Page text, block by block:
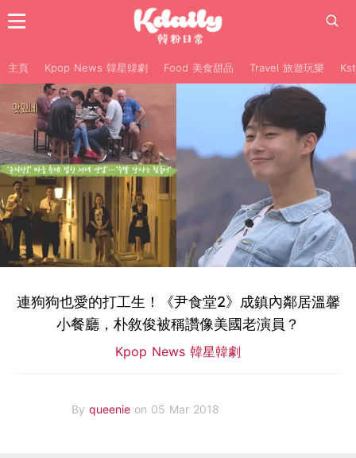
主頁 Kpop News 韓星韓劇 Food 美食甜品 Travel 旅遊玩樂
連狗狗也愛的打工生！《尹食堂2》成鎮內鄰居溫馨
小餐廳，朴敘俊被稱讚像美國老演員？
Kpop News 韓星韓劇
By queenie on 05 Mar 2018